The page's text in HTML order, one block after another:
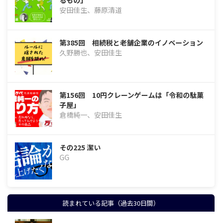
安田佳生、藤原清道
第385回 相続税と老舗企業のイノベーション
久野勝也、安田佳生
第156回 10円クレーンゲームは「令和の駄菓
子屋」
倉橋純一、安田佳生
その225 潔い
GG
読まれている記事（過去30日間）